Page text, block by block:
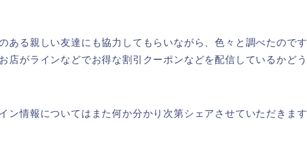
ある親しい友達にも協力してもらいながら、色々と調べたのです
店がラインなどでお得な割引クーポンなどを配信しているかどう
ン情報についてはまた何か分かり次第シェアさせていただきます